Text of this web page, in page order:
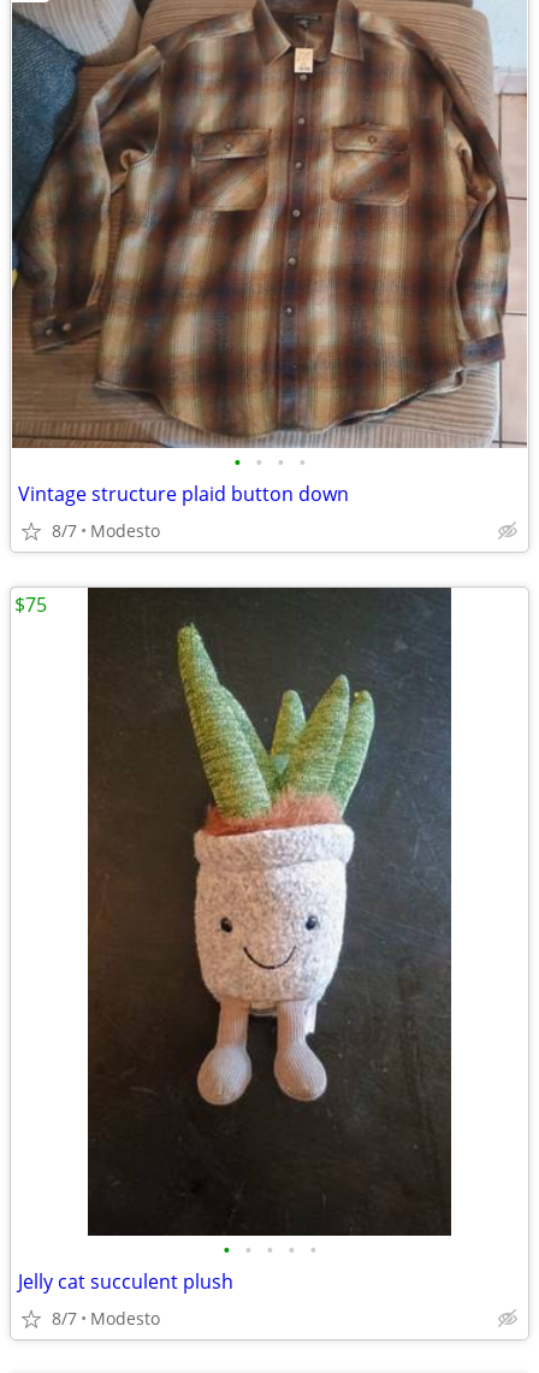
• • • •
Vintage structure plaid button down
8/7 Modesto
• • • • •
Jelly cat succulent plush
8/7 Modesto
$75